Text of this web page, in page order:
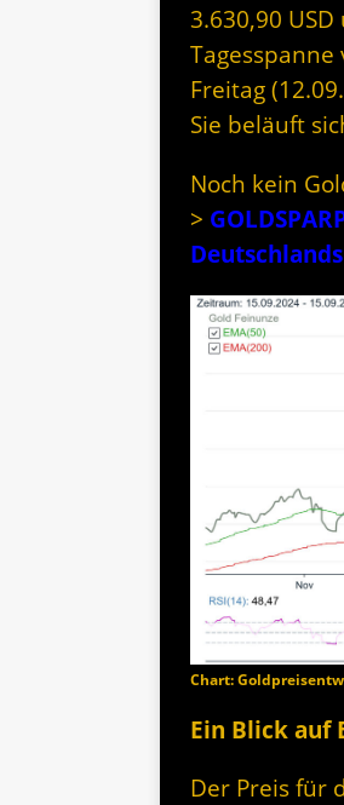
3.630,90
Tagesspanne
Freitag
Sie beläuft
Noch kein
>
Chart:
Ein Blick auf
Der Preis für